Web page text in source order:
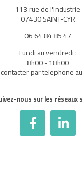
113 rue de l'Industrie
07430 SAINT-CYR
06 64 84 85 47
Lundi au vendredi :
8h00 - 18h00
par telephone
nous sur les réseaux